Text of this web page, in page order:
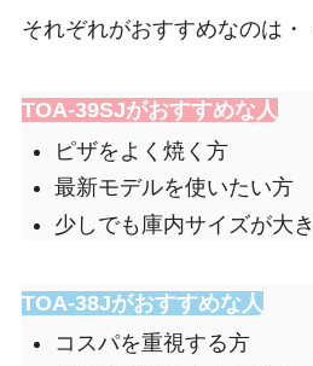
それぞれがおすすめなのは・
TOA-39SJがおすすめな人
ピザをよく焼く方
最新モデルを使いたい方
少しでも庫内サイズが大
TOA-38Jがおすすめな人
コスパを重視する方